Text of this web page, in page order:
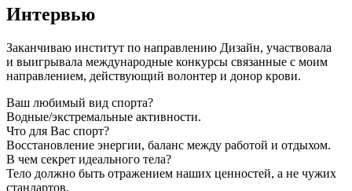
Интервью
Заканчиваю институт по направлению Дизайн, участвовала
и выигрывала международные конкурсы связанные с моим
направлением, действующий волонтер и донор крови.
Ваш любимый вид спорта?
Водные/экстремальные активности.
Что для Вас спорт?
Восстановление энергии, баланс между работой и отдыхом.
В чем секрет идеального тела?
⁠Тело должно быть отражением наших ценностей, а не чужих
стандартов.